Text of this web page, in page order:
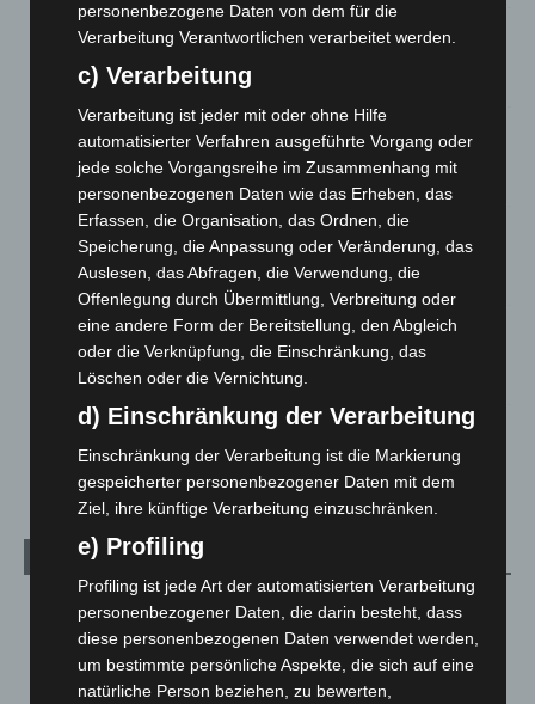
Hannover: Erste Tigermücken-Population in Niedersachsen
7. August 2026
Brand im „Haus der Begegnung“ in Neuwarmbüchen schnell
6. August 2026
Region Hannover: 21 neue Notfallsanitäter starten beim
Roten Kreuz
5. August 2026
Mann läuft mit Hockeyschläger über A7 – Polizei sucht
Zeugen
5. August 2026
Celle: Mensch stirbt bei Bagger-Unfall auf Baustelle
5. August 2026
Kategorien
Blaulicht
2.799
Corona-News
712
Hannover und Region
personenbezogene Daten von dem für die
Verarbeitung Verantwortlichen verarbeitet werden.
c) Verarbeitung
Verarbeitung ist jeder mit oder ohne Hilfe
automatisierter Verfahren ausgeführte Vorgang oder
jede solche Vorgangsreihe im Zusammenhang mit
personenbezogenen Daten wie das Erheben, das
Erfassen, die Organisation, das Ordnen, die
Speicherung, die Anpassung oder Veränderung, das
Auslesen, das Abfragen, die Verwendung, die
Offenlegung durch Übermittlung, Verbreitung oder
eine andere Form der Bereitstellung, den Abgleich
oder die Verknüpfung, die Einschränkung, das
Löschen oder die Vernichtung.
d) Einschränkung der Verarbeitung
Einschränkung der Verarbeitung ist die Markierung
gespeicherter personenbezogener Daten mit dem
Ziel, ihre künftige Verarbeitung einzuschränken.
e) Profiling
Profiling ist jede Art der automatisierten Verarbeitung
personenbezogener Daten, die darin besteht, dass
diese personenbezogenen Daten verwendet werden,
um bestimmte persönliche Aspekte, die sich auf eine
natürliche Person beziehen, zu bewerten,